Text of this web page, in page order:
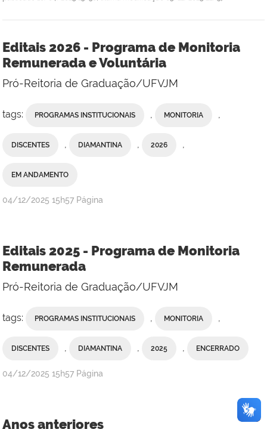
Editais 2026 - Programa de Monitoria
Remunerada e Voluntária
Pró-Reitoria de Graduação/UFVJM
tags: PROGRAMAS INSTITUCIONAIS , MONITORIA ,
DISCENTES , DIAMANTINA , 2026 ,
EM ANDAMENTO
publicado
04/12/2025 15h57 Página
Editais 2025 - Programa de Monitoria
Remunerada
Pró-Reitoria de Graduação/UFVJM
tags: PROGRAMAS INSTITUCIONAIS MONITORIA
DISCENTES DIAMANTINA 2025 ENCERRADO
publicado
04/12/2025 15h57 Página
Anos anteriores